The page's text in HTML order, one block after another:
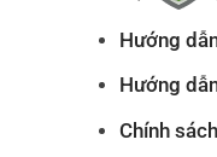
Hướng
Hướng
Chính